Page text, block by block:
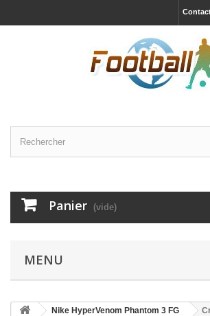
Panier (vide)
MENU
Nike HyperVenom Phantom 3 FG